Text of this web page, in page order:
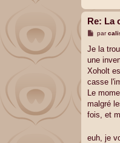
Re: La
M
s
a
g
par
Je la
une
Xoholt
casse
Le
malgré
fois, et
euh, je